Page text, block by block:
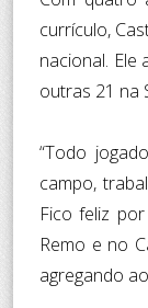
currículo,
nacional. Ele
outras 21 na
“Todo
campo,
Fico feliz
Remo e no
agregando